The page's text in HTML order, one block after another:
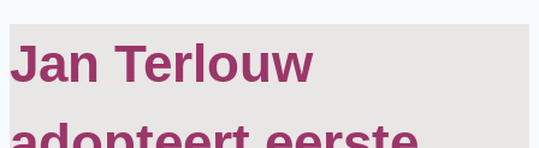
Jan Terlouw